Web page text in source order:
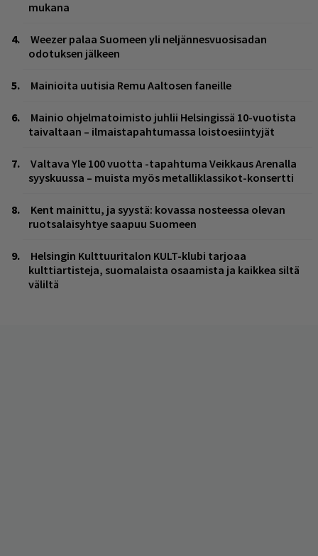
mukana
Weezer palaa Suomeen yli neljännesvuosisadan
odotuksen jälkeen
Mainioita uutisia Remu Aaltosen faneille
Mainio ohjelmatoimisto juhlii Helsingissä 10-vuotista
taivaltaan – ilmaistapahtumassa loistoesiintyjät
Valtava Yle 100 vuotta -tapahtuma Veikkaus Arenalla
syyskuussa – muista myös metalliklassikot-konsertti
Kent mainittu, ja syystä: kovassa nosteessa olevan
ruotsalaisyhtye saapuu Suomeen
Helsingin Kulttuuritalon KULT-klubi tarjoaa
kulttiartisteja, suomalaista osaamista ja kaikkea siltä
väliltä